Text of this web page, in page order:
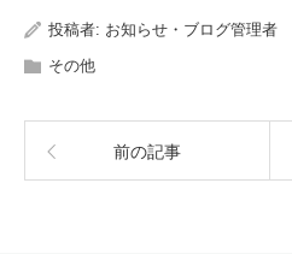
投稿者: お知らせ・ブログ管理者
その他
前の記事